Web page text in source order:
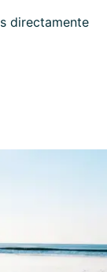
directamente